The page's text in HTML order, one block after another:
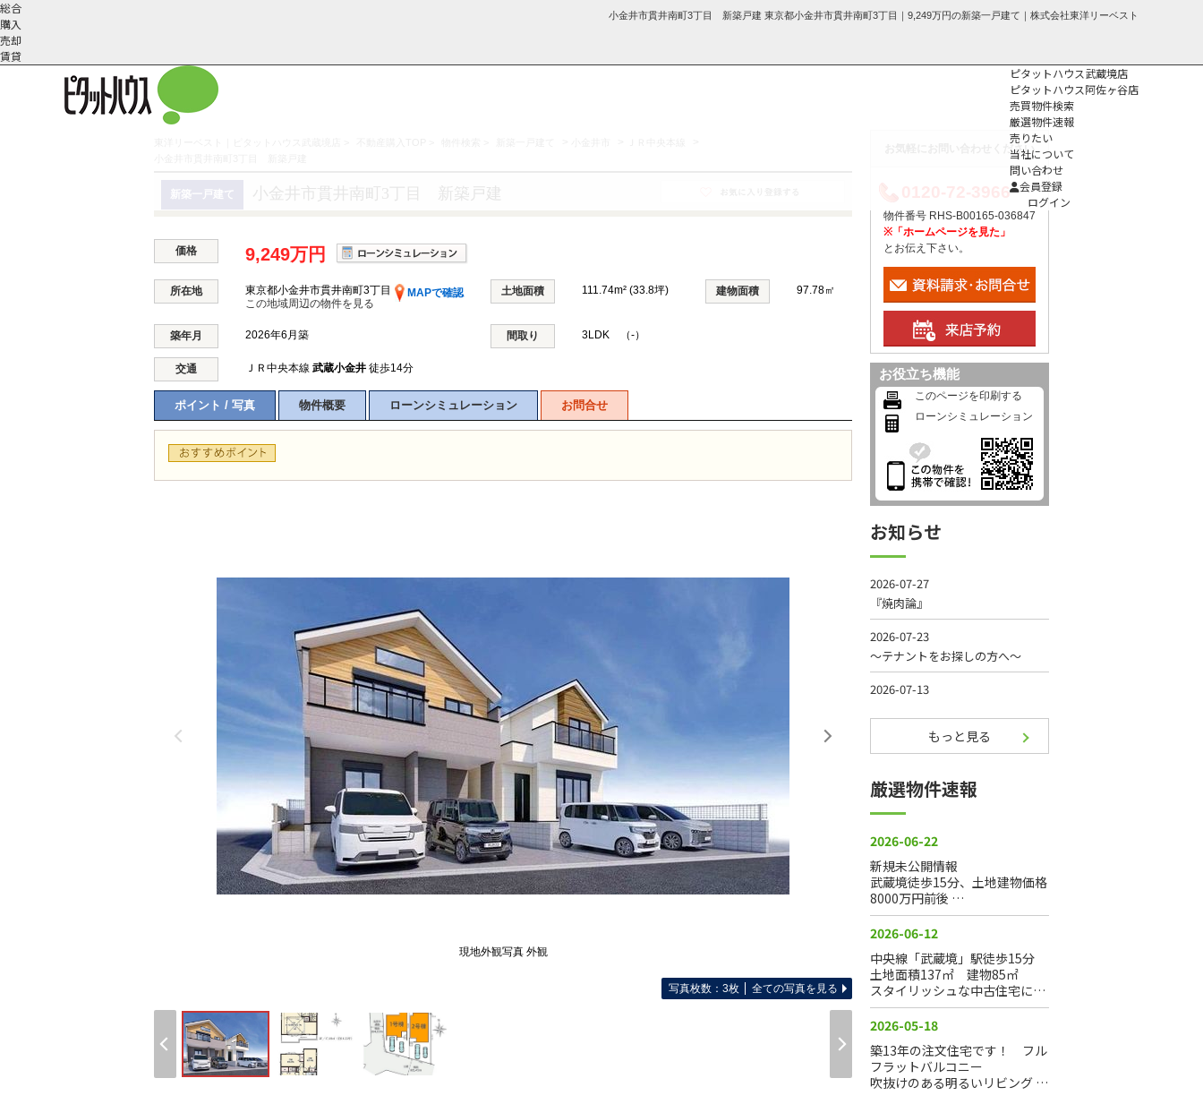
小金井市貫井南町3丁目 新築戸建 東京都小金井市貫井南町3丁目｜9,249万円の新築一戸建て｜株式会社東洋リーベスト
総合
購入
売却
賃貸
ピタットハウス武蔵境店
ピタットハウス阿佐ヶ谷店
売買物件検索
こだわりの条件で検索
厳選物件速報
売りたい
当社について
会社概
介
問い合わせ
会員登録
ログイン
新築一戸建て 小金井市貫井南町3丁目 新築戸建
価格 9,249万円
所在地 東京都小金井市貫井南町3丁目
MAPで確認
この地域周辺の物件を見る
土地面積 111.74m² (33.8坪) 建物面積 97.78㎡
築年月 2026年6月築 間取り 3LDK （-）
交通 ＪＲ中央本線 武蔵小金井 徒歩14分
ポイント / 写真 物件概要 ローンシミュレーション お問合せ
現地外観写真 外観
写真枚数：3枚 全ての写真を見る
お気軽にお問い合わせください
0120-72-3966
物件番号 RHS-B00165-036847
※「ホームページを見た」
とお伝え下さい。
お役立ち機能
このページを印刷する
ローンシミュレーション
お知らせ
もっと見る
厳選物件速報